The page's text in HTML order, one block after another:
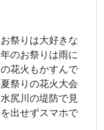
祭りは大好きな
のお祭りは雨に
花火もかすんで
祭りの花火大会
尻川の堤防で見
出せずスマホで